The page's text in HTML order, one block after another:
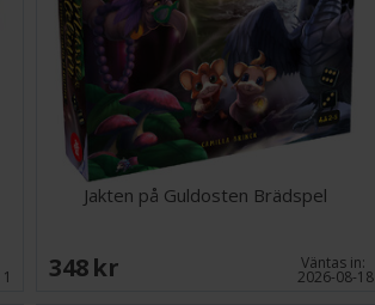
1
Jakten på Guldosten Brädspel
348 SEK Väntas in:
2026-08-18